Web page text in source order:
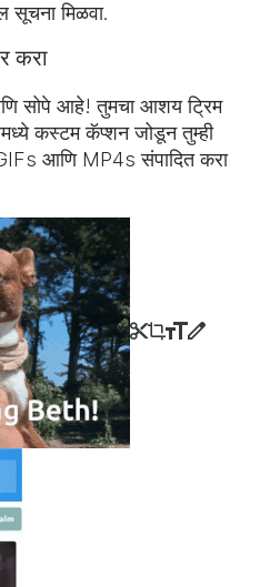
सूचना मिळवा.
करा
सोपे आहे! तुमचा आशय ट्रिम
कस्टम कॅप्शन जोडून तुम्ही
आणि MP4s संपादित करा